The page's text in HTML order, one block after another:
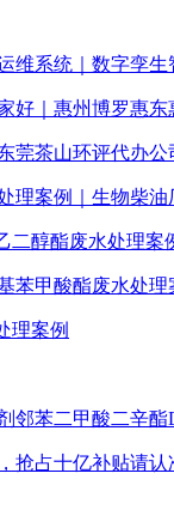
维系统｜数字孪
好｜惠州博罗惠
莞茶山环评代办
理案例｜生物柴
二醇酯废水处理案
苯甲酸酯废水处理
理案例
邻苯二甲酸二辛
抢占十亿补贴请认